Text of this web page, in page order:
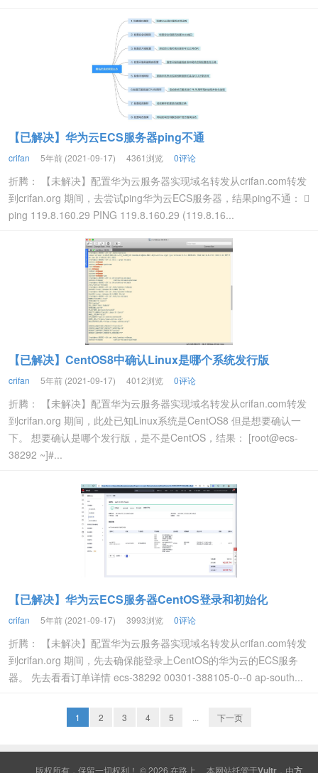
【已解决】华为云ECS服务器ping不通
crifan 5年前 (2021-09-17) 4361浏览 0评论
折腾： 【未解决】配置华为云服务器实现域名转发从crifan.com转发
到crifan.org 期间，去尝试ping华为云ECS服务器，结果ping不通： 
ping 119.8.160.29 PING 119.8.160.29 (119.8.16...
【已解决】CentOS8中确认Linux是哪个系统发行版
crifan 5年前 (2021-09-17) 4012浏览 0评论
折腾： 【未解决】配置华为云服务器实现域名转发从crifan.com转发
到crifan.org 期间，此处已知Linux系统是CentOS8 但是想要确认一
下。 想要确认是哪个发行版，是不是CentOS，结果： [root@ecs-
38292 ~]#...
【已解决】华为云ECS服务器CentOS登录和初始化
crifan 5年前 (2021-09-17) 3993浏览 0评论
折腾： 【未解决】配置华为云服务器实现域名转发从crifan.com转发
到crifan.org 期间，先去确保能登录上CentOS的华为云的ECS服务
器。 先去看看订单详情 ecs-38292 00301-388105-0--0 ap-south...
1 2 3 4 5 下一页
版权所有，保留一切权利！ © 2026 在路上 本网站托管于Vultr ，由方